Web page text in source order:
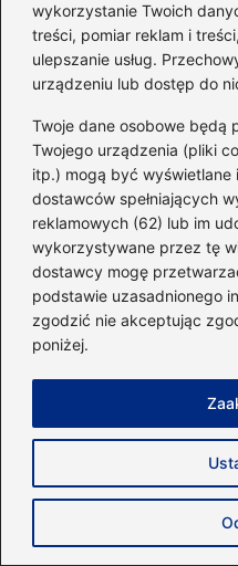
wykorzystanie Twoich
treści, pomiar reklam i
ulepszanie usług.
urządzeniu lub dostęp do
Twoje dane osobowe będą
Twojego urządzenia (pliki
itp.) mogą być wyświetlane
dostawców spełniających
reklamowych (62) lub im
wykorzystywane przez tę
dostawcy mogę
podstawie uzasadnionego
zgodzić nie akceptując
poniżej.
czy nierównomierne
dodatkowe mięśnie i
wysiłku. Takie
wyższego spalania
biegu po płaskiej
Co to jest efekt
spalanie kalorii?
Efekt EPOC, czyli
wysiłku, oznacza, że
kalorii nawet po
zwiększonej
metabolizm
przyczynia się do
Powiązane wpisy:
Czy bieganie